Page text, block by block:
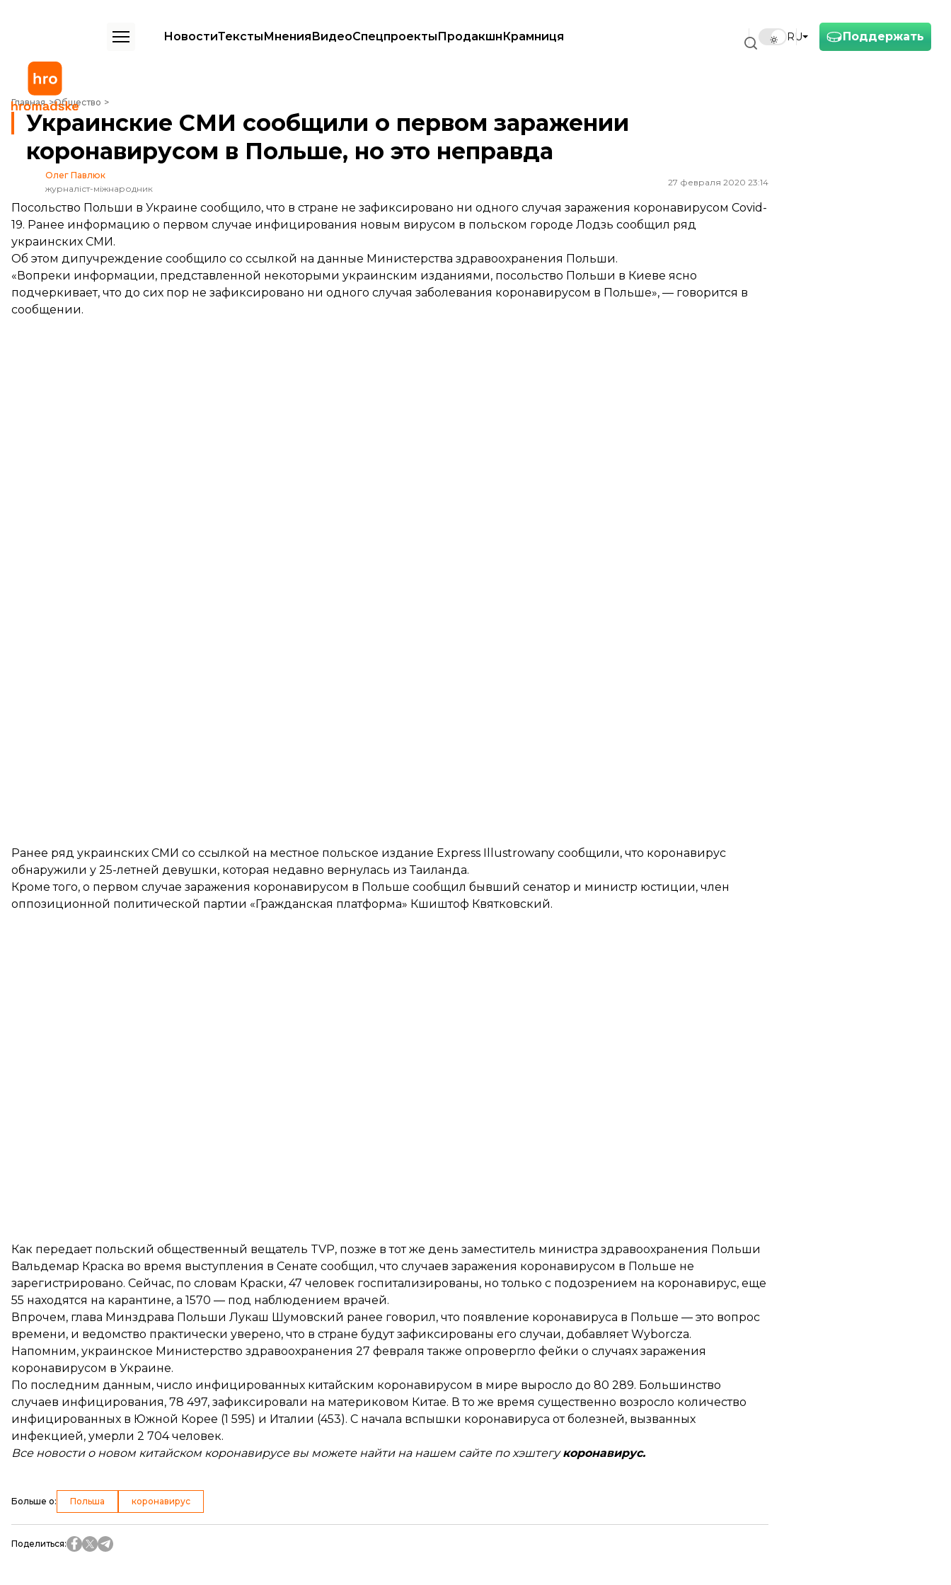
Поддержать
RU
НовостиТекстыМненияВидеоСпецпроектыПродакшнКрамниця
Главная Общество
Украинские СМИ сообщили о первом заражении коронавирусом в Польше, но это неправда
Украинские СМИ сообщили о первом заражении
коронавирусом в Польше, но это неправда
Олег Павлюк
журналіст-міжнародник
27 февраля 2020 23:14
Посольство Польши в Украине сообщило, что в стране не зафиксировано ни одного случая заражения коронавирусом Covid-
19. Ранее информацию о первом случае инфицирования новым вирусом в польском городе Лодзь сообщил ряд
украинских СМИ.
Об этом дипучреждение сообщило со ссылкой на данные Министерства здравоохранения Польши.
«Вопреки информации, представленной некоторыми украинским изданиями, посольство Польши в Киеве ясно
подчеркивает, что до сих пор не зафиксировано ни одного случая заболевания коронавирусом в Польше», — говорится в
сообщении.
Ранее ряд украинских СМИ со ссылкой на местное польское издание Express Illustrowany сообщили, что коронавирус
обнаружили у 25-летней девушки, которая недавно вернулась из Таиланда.
Кроме того, о первом случае заражения коронавирусом в Польше сообщил бывший сенатор и министр юстиции, член
оппозиционной политической партии «Гражданская платформа» Кшиштоф Квятковский.
Как передаетпольский общественный вещатель TVP, позже в тот же день заместитель министра здравоохранения Польши
Вальдемар Краска во время выступления в Сенате сообщил, что случаев заражения коронавирусом в Польше не
зарегистрировано. Сейчас, по словам Краски, 47 человек госпитализированы, но только с подозрением на коронавирус, еще
55 находятся на карантине, а 1570 — под наблюдением врачей.
Впрочем, глава Минздрава Польши Лукаш Шумовский ранее говорил, что появление коронавируса в Польше — это вопрос
времени, и ведомство практически уверено, что в стране будут зафиксированы его случаи, добавляетWyborcza.
Напомним, украинское Министерство здравоохранения 27 февралятакже опровергло фейки о случаях заражения
коронавирусом в Украине.
По последним данным, число инфицированных китайским коронавирусом в мире выросло до 80 289. Большинство
случаев инфицирования, 78 497, зафиксировали на материковом Китае. В то же время существенно возросло количество
инфицированных в Южной Корее (1 595) и Италии (453). С начала вспышки коронавируса от болезней, вызванных
инфекцией, умерли 2 704 человек.
Все новости о новом китайском коронавирусе вы можете найти на нашем сайте по хэштегукоронавирус.
Больше о: Польша коронавирус
Поделиться: